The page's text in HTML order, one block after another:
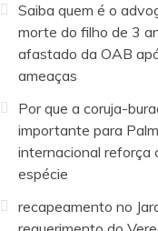
Saiba quem é o
morte do filho de 3
afastado da OAB
ameaças
Por que a coruja-
importante para
internacional reforça
espécie
recapeamento no